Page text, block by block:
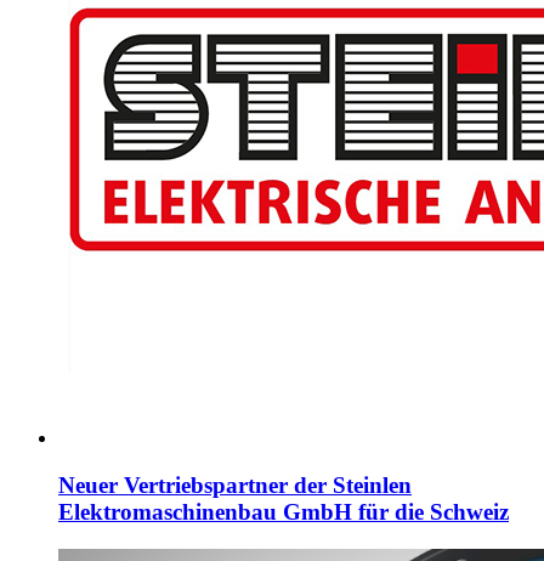
Neuer Vertriebspartner der Steinlen
Elektromaschinenbau GmbH für die Schweiz